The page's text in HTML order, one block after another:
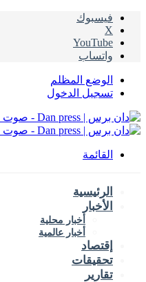
فيسبوك
‫X
‫YouTube
واتساب
الوضع المظلم
تسجيل الدخول
القائمة
الرئيسية
الأخبار
أخبار محلية
أخبار عالمية
إقتصاد
تحقيقات
تقارير